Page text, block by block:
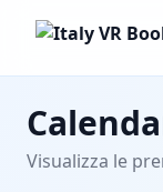
Visualizza le